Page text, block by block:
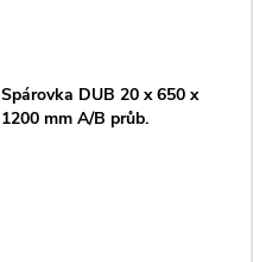
Spárovka DUB 20 x 650 x
1200 mm A/B průb.